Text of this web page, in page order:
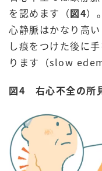
を認めます（図4）
心静脈はかなり高
し痕をつけた後に
ります（slow
図4 右心不全の所